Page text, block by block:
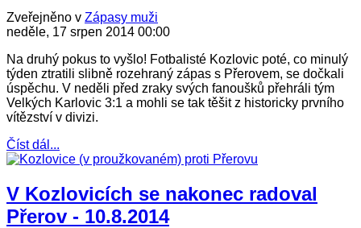
Zveřejněno v Zápasy muži
neděle, 17 srpen 2014 00:00
Na druhý pokus to vyšlo! Fotbalisté Kozlovic poté, co minulý
týden ztratili slibně rozehraný zápas s Přerovem, se dočkali
úspěchu. V neděli před zraky svých fanoušků přehráli tým
Velkých Karlovic 3:1 a mohli se tak těšit z historicky prvního
vítězství v divizi.
Číst dál...
V Kozlovicích se nakonec radoval
Přerov - 10.8.2014